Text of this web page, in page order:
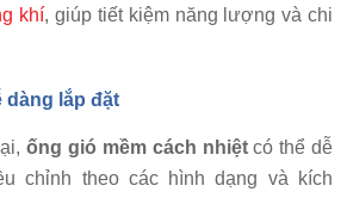
khí, giúp tiết kiệm năng lượng và chi
dàng lắp đặt
ống gió mềm cách nhiệtcó thể dễ
chỉnh theo các hình dạng và kích